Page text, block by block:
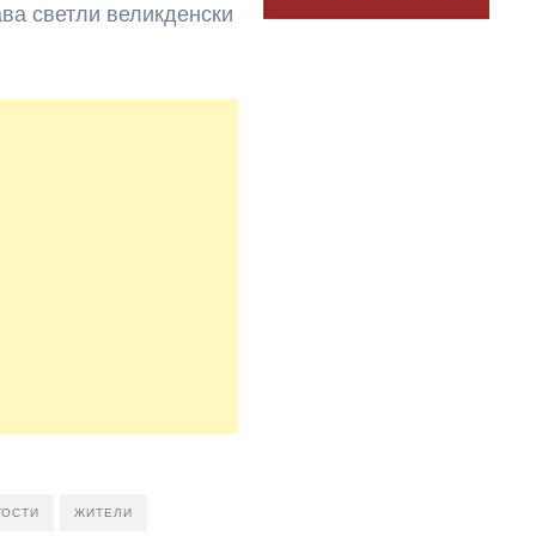
светли великденски
ЖИТЕЛИ